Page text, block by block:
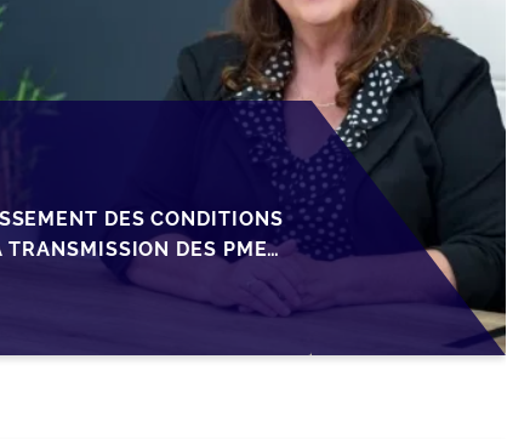
DES CONDITIONS
TRANSMISSION DES PME